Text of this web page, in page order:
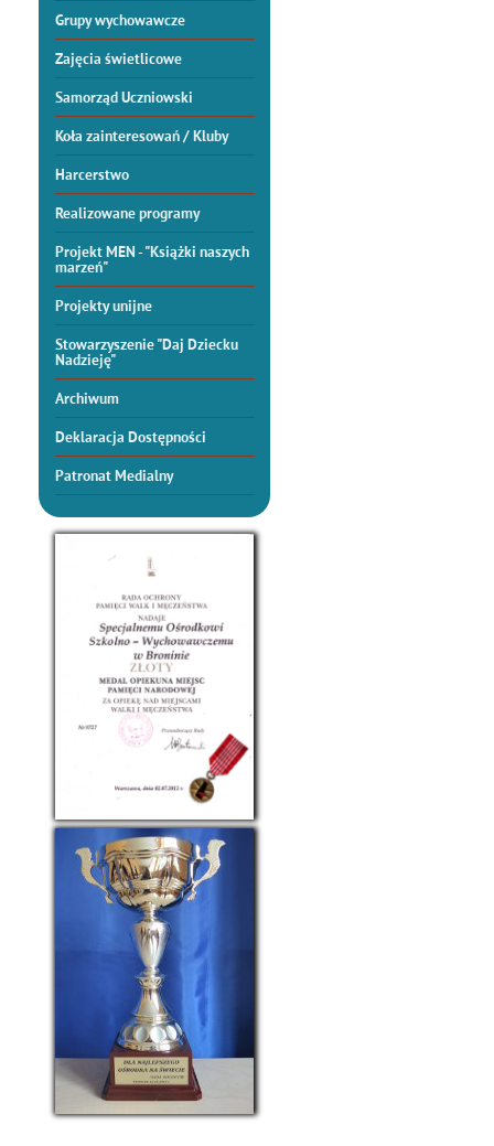
Grupy wychowawcze
Zajęcia świetlicowe
Samorząd Uczniowski
Koła zainteresowań / Kluby
Harcerstwo
Realizowane programy
Projekt MEN - "Książki naszych
marzeń"
Projekty unijne
Stowarzyszenie "Daj Dziecku
Nadzieję"
Archiwum
Deklaracja Dostępności
Patronat Medialny